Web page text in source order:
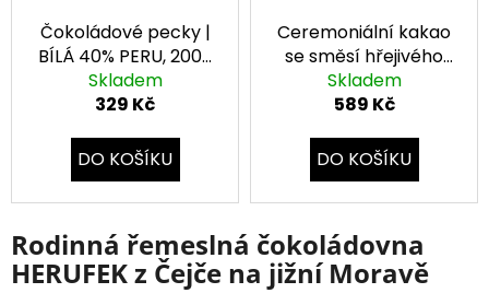
Čokoládové pecky |
BÍLÁ 40% PERU, 200g
bio
Skladem
329 Kč
DO KOŠÍKU
Ceremoniální kakao
se směsí hřejivého
Skladem
589 Kč
DO KOŠÍKU
Rodinná řemeslná čokoládovna
HERUFEK z Čejče na jižní Moravě